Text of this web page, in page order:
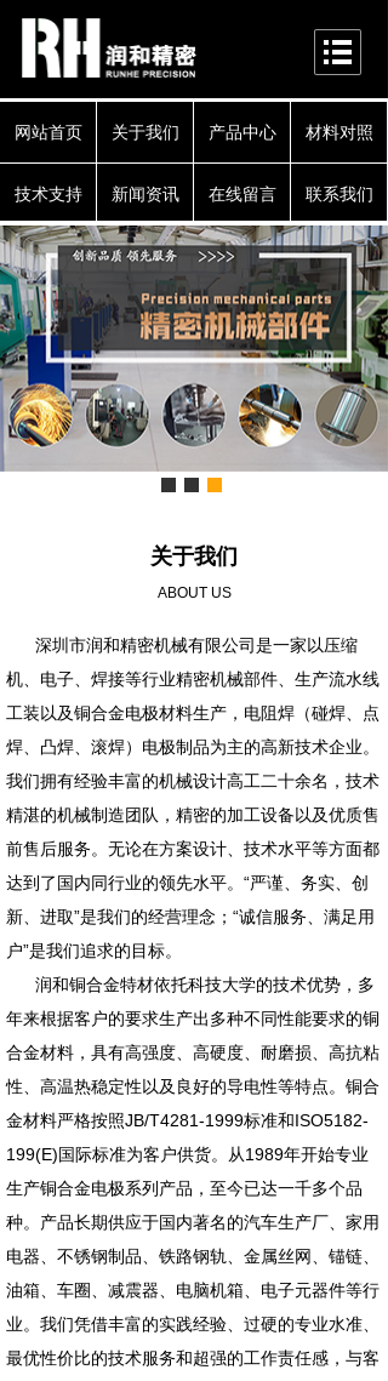
网站首页 关于我们 产品中心 材料对照
技术支持 新闻资讯 在线留言 联系我们
关于我们
ABOUT US
深圳市润和精密机械有限公司是一家以压缩
机、电子、焊接等行业精密机械部件、生产流水线
工装以及铜合金电极材料生产，电阻焊（碰焊、点
焊、凸焊、滚焊）电极制品为主的高新技术企业。
我们拥有经验丰富的机械设计高工二十余名，技术
精湛的机械制造团队，精密的加工设备以及优质售
前售后服务。无论在方案设计、技术水平等方面都
达到了国内同行业的领先水平。“严谨、务实、创
新、进取”是我们的经营理念；“诚信服务、满足用
户”是我们追求的目标。
润和铜合金特材依托科技大学的技术优势，多
年来根据客户的要求生产出多种不同性能要求的铜
合金材料，具有高强度、高硬度、耐磨损、高抗粘
性、高温热稳定性以及良好的导电性等特点。铜合
金材料严格按照JB/T4281-1999标准和ISO5182-
199(E)国际标准为客户供货。从1989年开始专业
生产铜合金电极系列产品，至今已达一千多个品
种。产品长期供应于国内著名的汽车生产厂、家用
电器、不锈钢制品、铁路钢轨、金属丝网、锚链、
油箱、车圈、减震器、电脑机箱、电子元器件等行
业。我们凭借丰富的实践经验、过硬的专业水准、
最优性价比的技术服务和超强的工作责任感，与客